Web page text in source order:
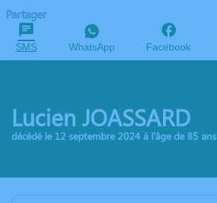
Partager
SMS WhatsApp Facebook
Lucien JOASSARD
décédé le 12 septembre 2024 à l'âge de 85 ans